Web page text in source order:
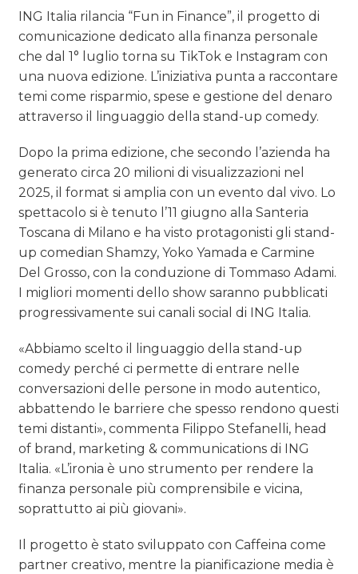
TREND
CASE HISTORY
OPINIONI
ING Italia rilancia “Fun in Finance”, il progetto di
comunicazione dedicato alla finanza personale
che dal 1° luglio torna su TikTok e Instagram con
una nuova edizione. L’iniziativa punta a raccontare
temi come risparmio, spese e gestione del denaro
attraverso il linguaggio della stand-up comedy.
Dopo la prima edizione, che secondo l’azienda ha
generato circa 20 milioni di visualizzazioni nel
2025, il format si amplia con un evento dal vivo. Lo
spettacolo si è tenuto l’11 giugno alla Santeria
Toscana di Milano e ha visto protagonisti gli stand-
up comedian Shamzy, Yoko Yamada e Carmine
Del Grosso, con la conduzione di Tommaso Adami.
I migliori momenti dello show saranno pubblicati
progressivamente sui canali social di ING Italia.
«Abbiamo scelto il linguaggio della stand-up
comedy perché ci permette di entrare nelle
conversazioni delle persone in modo autentico,
abbattendo le barriere che spesso rendono questi
temi distanti», commenta Filippo Stefanelli, head
of brand, marketing & communications di ING
Italia. «L’ironia è uno strumento per rendere la
finanza personale più comprensibile e vicina,
soprattutto ai più giovani».
Il progetto è stato sviluppato con Caffeina come
partner creativo, mentre la pianificazione media è